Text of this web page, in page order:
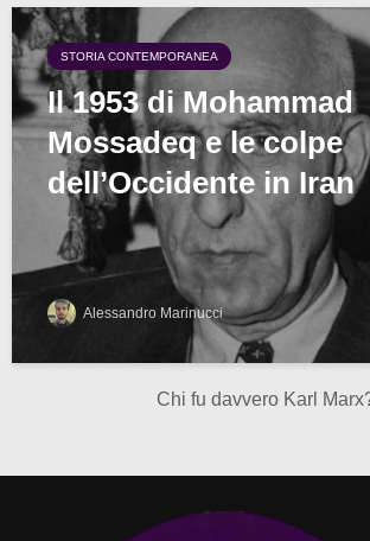
STORIA CONTEMPORANEA
Il 1953 di Mohammad
Mossadeq e le colpe
dell’Occidente in Iran
Alessandro Marinucci
Chi fu davvero Karl